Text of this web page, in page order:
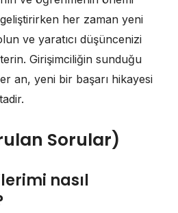
her zaman yeni
ve yaratıcı düşüncenizi
Girişimciliğin sunduğu
an, yeni bir başarı hikayesi
Sorular)
nasıl